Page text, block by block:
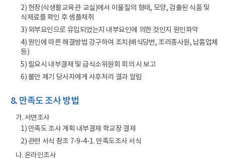
2) 현장(식생활교육관·교실)에서 이물질의 형태, 모양, 검출된 식품 및
식재료를 확인 후 샘플채취
3) 외부요인으로 유입되었는지 내부요인에 의한 것인지 원인파악
4) 원인에 따른 해결방법 강구하여 조치(배식당번, 조리종사원, 납품업체
등)
5) 필요시 내부결재 및 급식소위원회 회의 시 보고
6) 불만 제기 당사자에게 사후처리 결과 알림
8. 만족도 조사 방법
가. 서면조사
1) 만족도 조사 계획 내부결재 학교장 결재
2) 관련 서식 참조 7-9-4-1. 만족도조사 서식
나. 온라인조사